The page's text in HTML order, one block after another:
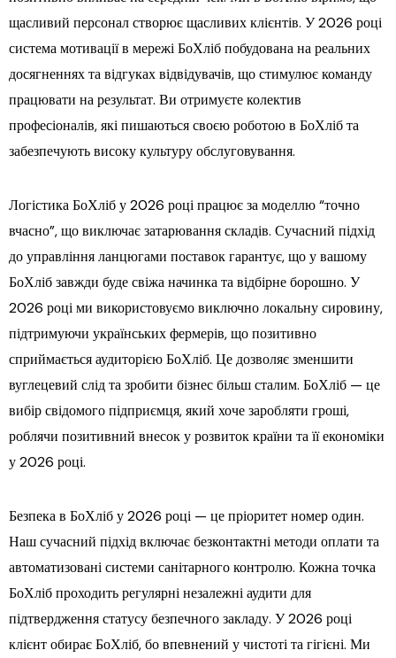
щасливий персонал створює щасливих клієнтів. У 2026 році
система мотивації в мережі БоХліб побудована на реальних
досягненнях та відгуках відвідувачів, що стимулює команду
працювати на результат. Ви отримуєте колектив
професіоналів, які пишаються своєю роботою в БоХліб та
забезпечують високу культуру обслуговування.
Логістика БоХліб у 2026 році працює за моделлю “точно
вчасно”, що виключає затарювання складів. Сучасний підхід
до управління ланцюгами поставок гарантує, що у вашому
БоХліб завжди буде свіжа начинка та відбірне борошно. У
2026 році ми використовуємо виключно локальну сировину,
підтримуючи українських фермерів, що позитивно
сприймається аудиторією БоХліб. Це дозволяє зменшити
вуглецевий слід та зробити бізнес більш сталим. БоХліб — це
вибір свідомого підприємця, який хоче заробляти гроші,
роблячи позитивний внесок у розвиток країни та її економіки
у 2026 році.
Безпека в БоХліб у 2026 році — це пріоритет номер один.
Наш сучасний підхід включає безконтактні методи оплати та
автоматизовані системи санітарного контролю. Кожна точка
БоХліб проходить регулярні незалежні аудити для
підтвердження статусу безпечного закладу. У 2026 році
клієнт обирає БоХліб, бо впевнений у чистоті та гігієні. Ми